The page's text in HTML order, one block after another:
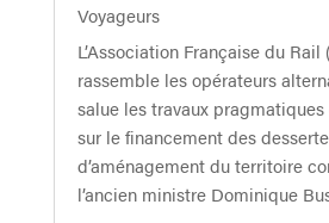
Voyageurs
L’Association Française du Rail
rassemble les opérateurs
salue les travaux
sur le financement des
d’aménagement du territoire
l’ancien ministre Dominique